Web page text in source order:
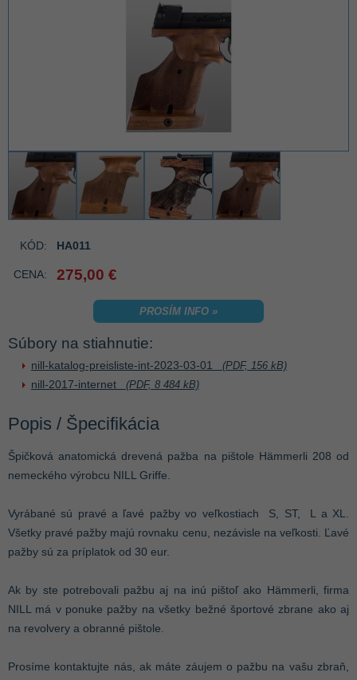
KÓD: HA011
CENA: 275,00 €
PROSÍM INFO »
Súbory na stiahnutie:
nill-katalog-preisliste-int-2023-03-01 (PDF, 156 kB)
nill-2017-internet (PDF, 8 484 kB)
Popis / Špecifikácia
Špičková anatomická drevená pažba na pištole Hämmerli 208 od
nemeckého výrobcu NILL Griffe.
Vyrábané sú pravé a ľavé pažby vo veľkostiach S, ST, L a XL.
Všetky pravé pažby majú rovnaku cenu, nezávisle na veľkosti. Ľavé
pažby sú za príplatok od 30 eur.
Ak by ste potrebovali pažbu aj na inú pištoľ ako Hämmerli, firma
NILL má v ponuke pažby na všetky bežné športové zbrane ako aj
na revolvery a obranné pištole.
Prosíme kontaktujte nás, ak máte záujem o pažbu na vašu zbraň,